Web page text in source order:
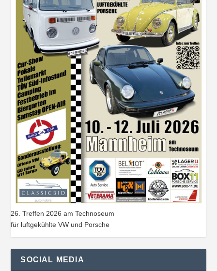
26. Treffen 2026 am Technoseum
für luftgekühlte VW und Porsche
SOCIAL MEDIA